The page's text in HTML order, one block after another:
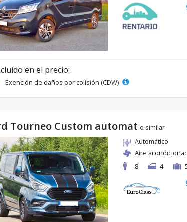
en el precio:
Exención de daños por colisión (CDW)
Tourneo Custom automat o similar
Automático
Aire
8
4 5